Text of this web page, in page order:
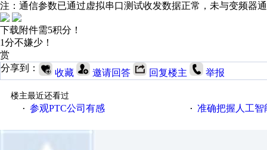
注：通信参数已通过虚拟串口测试收发数据正常，未与变频器
下载附件需5积分！
1分不嫌少！
赏
分享到：
收藏 邀请回答 回复楼主 举报
楼主最近还看过
· 参观PTC公司有感 · 准确把握人工